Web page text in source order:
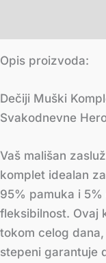
Opis proizvoda:
Dečiji Muški
Svakodnevne
Vaš mališan
komplet idealan
95% pamuka i
fleksibilnost. Ovaj
tokom celog
stepeni garantuje